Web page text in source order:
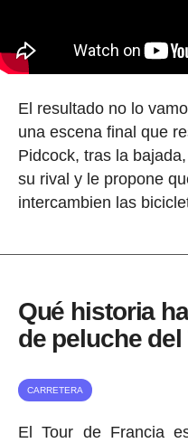
El resultado no lo
una escena final que
Pidcock, tras la
su rival y le propone
intercambien las
Qué historia
de peluche
CARRETERA
El Tour de Francia